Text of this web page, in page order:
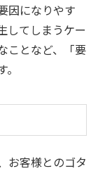
因になりやす
してしまうケー
ことなど、「要
お客様とのゴタ